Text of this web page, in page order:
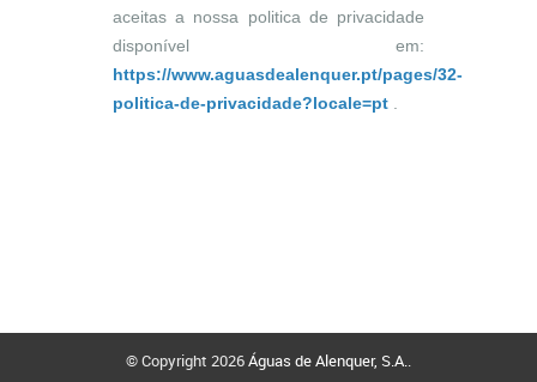
aceitas a nossa politica de privacidade
disponível em:
https://www.aguasdealenquer.pt/pages/32-
politica-de-privacidade?locale=pt
© Copyright 2026Águas de Alenquer, S.A..